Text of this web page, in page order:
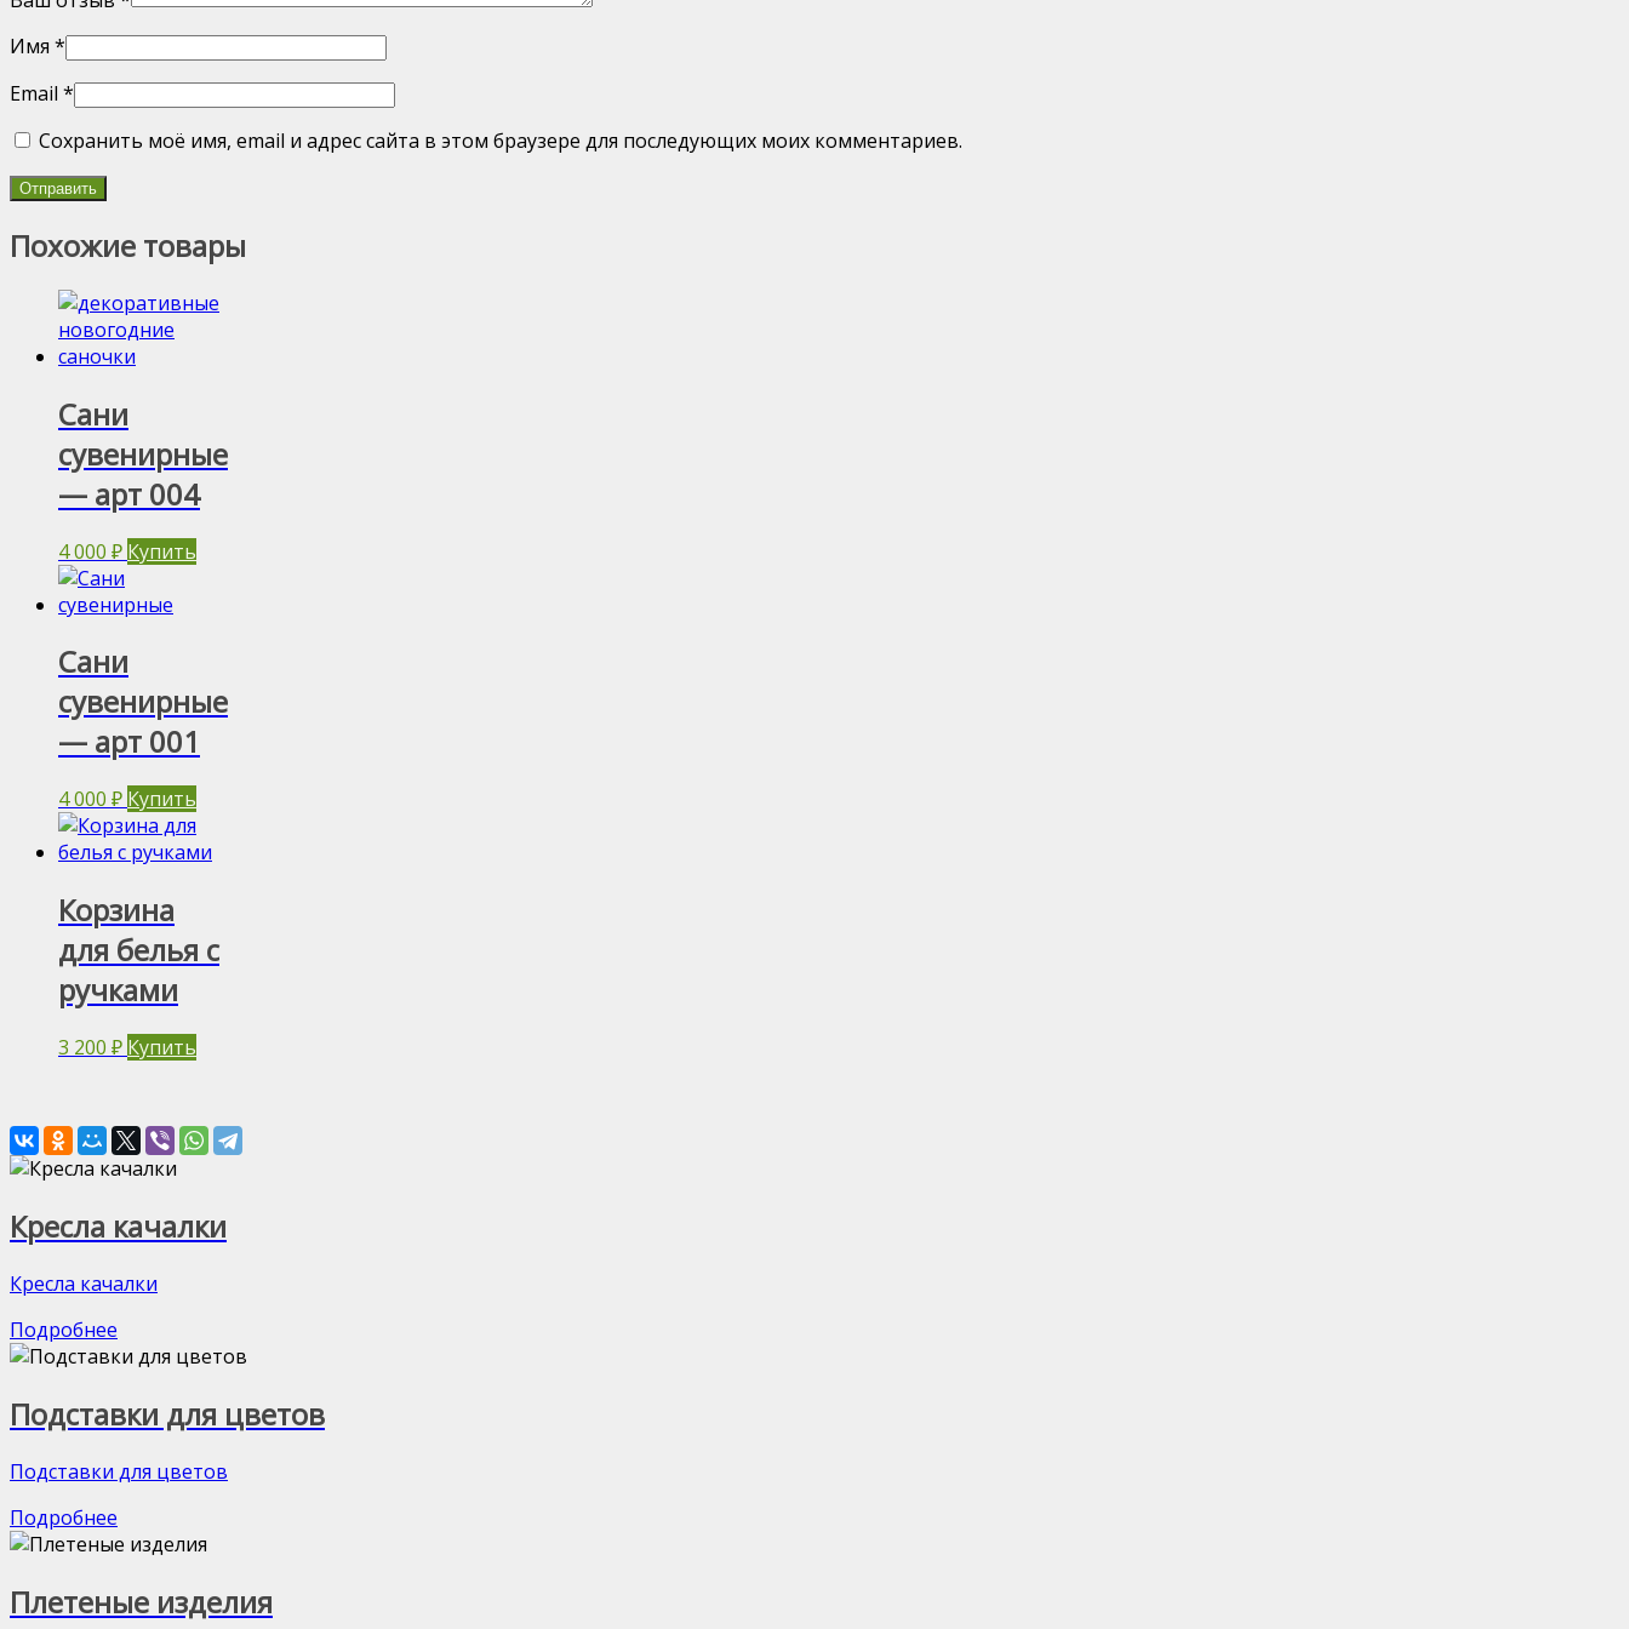
Имя *
Email *
Сохранить моё имя, email и адрес сайта в этом браузере для последующих моих комментариев.
Похожие товары
Сани
сувенирные
— арт 004
4 000 ₽ Купить
Сани
сувенирные
— арт 001
4 000 ₽ Купить
Корзина
для белья с
ручками
3 200 ₽ Купить
Кресла качалки
Кресла качалки
Подробнее
Подставки для цветов
Подставки для цветов
Подробнее
Плетеные изделия